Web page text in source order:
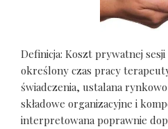
Definicja: Koszt prywatnej
określony czas pracy
świadczenia, ustalana
składowe organizacyjne i
interpretowana poprawnie